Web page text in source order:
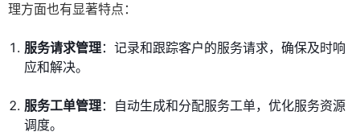
理方面也有显著特点：
服务请求管理：记录和跟踪客户的服务请求，确保及时响
应和解决。
服务工单管理：自动生成和分配服务工单，优化服务资源
调度。